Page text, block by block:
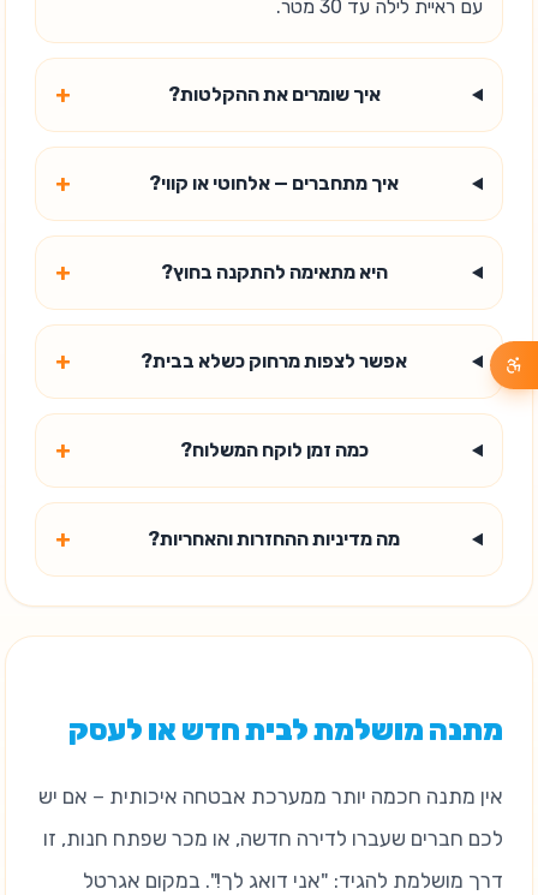
עם ראיית לילה עד 30 מטר.
איך שומרים את ההקלטות? +
איך מתחברים — אלחוטי או קווי? +
היא מתאימה להתקנה בחוץ? +
אפשר לצפות מרחוק כשלא בבית? +
כמה זמן לוקח המשלוח? +
מה מדיניות ההחזרות והאחריות? +
מתנה מושלמת לבית חדש או לעסק
אין מתנה חכמה יותר ממערכת אבטחה איכותית – אם יש
לכם חברים שעברו לדירה חדשה, או מכר שפתח חנות, זו
דרך מושלמת להגיד: "אני דואג לך!". במקום אגרטל